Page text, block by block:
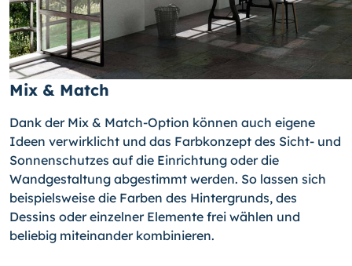
Mix & Match
Dank der Mix & Match-Option können auch eigene
Ideen verwirklicht und das Farbkonzept des Sicht- und
Sonnenschutzes auf die Einrichtung oder die
Wandgestaltung abgestimmt werden. So lassen sich
beispielsweise die Farben des Hintergrunds, des
Dessins oder einzelner Elemente frei wählen und
beliebig miteinander kombinieren.